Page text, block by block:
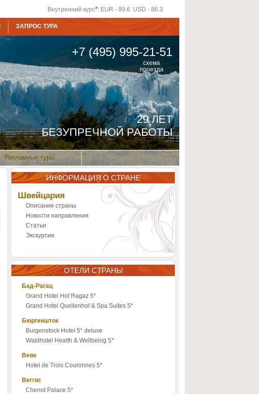
Внутренний курс*: EUR - 99.6 USD - 86.3
ЗАПРОС ТУРА
+7 (495) 995-21-51
схема
проезда
Рекламные туры
29 ЛЕТ
БЕЗУПРЕЧНОЙ РАБОТЫ
ИНФОРМАЦИЯ О СТРАНЕ
Швейцария
Описание страны
Новости направления
Статьи
Экскурсии
ОТЕЛИ СТРАНЫ
Бад-Рагац
Grand Hotel Hof Ragaz 5*
Grand Hotel Quellenhof & Spa Suites 5*
Бюргеншток
Burgenstock Hotel 5* deluxe
Waldhotel Health & Wellbeing 5*
Веве
Hotel de Trois Couronnes 5*
Веггис
Chenot Palace 5*